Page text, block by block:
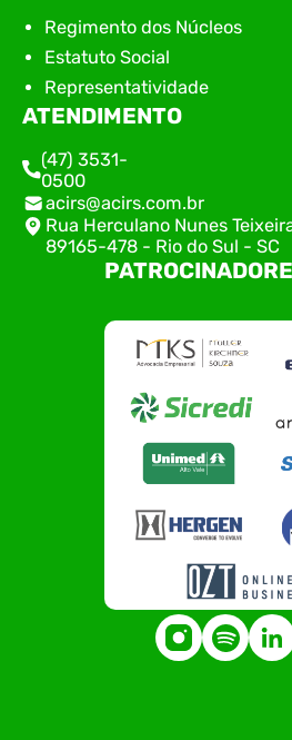
Regimento dos Núcleos
Estatuto Social
Representatividade
ATENDIMENTO
(47) 3531-
0500
acirs@acirs.com.br
Rua Herculano Nunes
89165-478 - Rio do Sul - SC